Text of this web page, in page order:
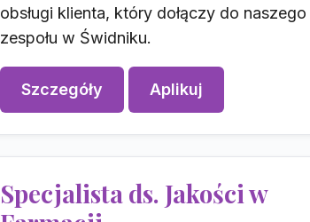
obsługi klienta, który dołączy do naszego
zespołu w Świdniku.
Szczegóły Aplikuj
Specjalista ds. Jakości w